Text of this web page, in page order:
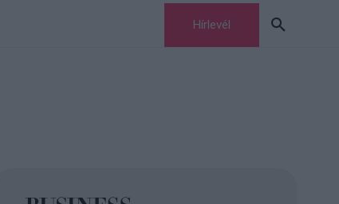
Hírlevél